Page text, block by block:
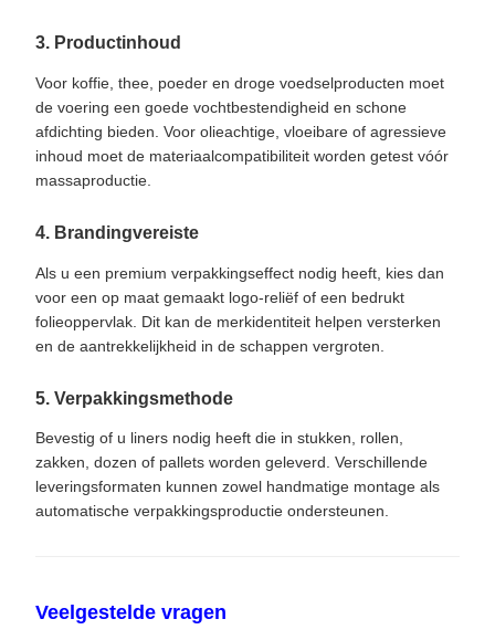
3. Productinhoud
Voor koffie, thee, poeder en droge voedselproducten moet
de voering een goede vochtbestendigheid en schone
afdichting bieden. Voor olieachtige, vloeibare of agressieve
inhoud moet de materiaalcompatibiliteit worden getest vóór
massaproductie.
4. Brandingvereiste
Als u een premium verpakkingseffect nodig heeft, kies dan
voor een op maat gemaakt logo-reliëf of een bedrukt
folieoppervlak. Dit kan de merkidentiteit helpen versterken
en de aantrekkelijkheid in de schappen vergroten.
5. Verpakkingsmethode
Bevestig of u liners nodig heeft die in stukken, rollen,
zakken, dozen of pallets worden geleverd. Verschillende
leveringsformaten kunnen zowel handmatige montage als
automatische verpakkingsproductie ondersteunen.
Veelgestelde vragen